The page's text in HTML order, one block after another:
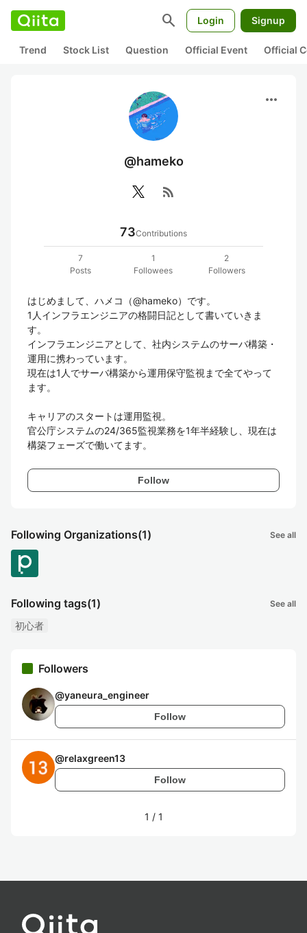
search Login Signup
Trend Stock List Question Official Event Official
more_horiz
@hameko
rss_feed
73Contributions
7
Posts
1
Followees
2
Followers
はじめまして、ハメコ（@hameko）です。
1人インフラエンジニアの格闘日記として書いていきま
す。
インフラエンジニアとして、社内システムのサーバ構築・
運用に携わっています。
現在は1人でサーバ構築から運用保守監視まで全てやって
ます。
キャリアのスタートは運用監視。
官公庁システムの24/365監視業務を1年半経験し、現在は
構築フェーズで働いてます。
Follow
Following Organizations(1) See all
Following tags(1) See all
初心者
Followers
@yaneura_engineer
Follow
@relaxgreen13
Follow
1 / 1